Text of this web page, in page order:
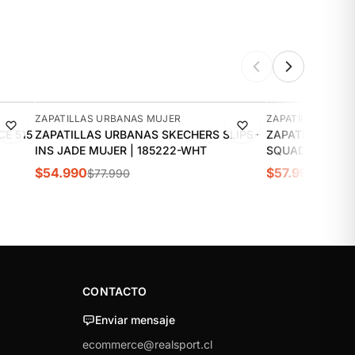
515
-29%
ZAPATILLAS URBANAS MUJER
ZAPATILLAS URBANAS SKECHERS SLIPS-
INS JADE MUJER | 185222-WHT
$54.990$77.990
-11%
ZAPATILLAS
ZAPATILLAS
$57.990
CONTACTO
Enviar mensaje
ecommerce@realsport.cl